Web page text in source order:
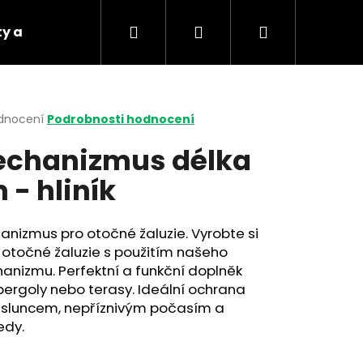
a doprava Kdo jsme
Hledat PřihlášeníNákupní
Podrobnosti hodnocení
délka
- hliník
pro otočné žaluzie. Vyrobte si
žaluzie s použitím našeho
Perfektní a funkční doplněk
nebo terasy. Ideální ochrana
nepříznivým počasím aNásledující